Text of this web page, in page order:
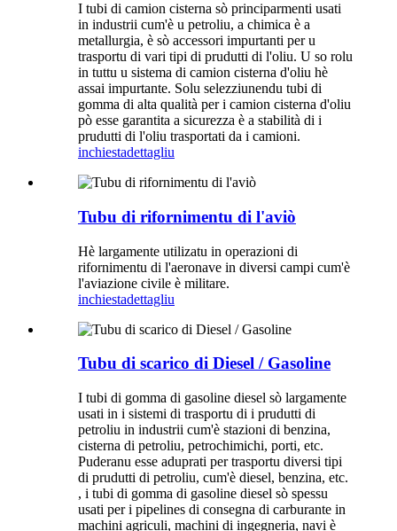
I tubi di camion cisterna sò principarmenti usati
in industrii cum'è u petroliu, a chimica è a
metallurgia, è sò accessori impurtanti per u
trasportu di vari tipi di prudutti di l'oliu. U so rolu
in tuttu u sistema di camion cisterna d'oliu hè
assai impurtante. Solu selezziunendu tubi di
gomma di alta qualità per i camion cisterna d'oliu
pò esse garantita a sicurezza è a stabilità di i
prudutti di l'oliu trasportati da i camioni.
inchiestadettagliu
Tubu di rifornimentu di l'aviò
Hè largamente utilizatu in operazioni di
rifornimentu di l'aeronave in diversi campi cum'è
l'aviazione civile è militare.
inchiestadettagliu
Tubu di scarico di Diesel / Gasoline
I tubi di gomma di gasoline diesel sò largamente
usati in i sistemi di trasportu di i prudutti di
petroliu in industrii cum'è stazioni di benzina,
cisterna di petroliu, petrochimichi, porti, etc.
Puderanu esse aduprati per trasportu diversi tipi
di prudutti di petroliu, cum'è diesel, benzina, etc.
, i tubi di gomma di gasoline diesel sò spessu
usati per i pipelines di consegna di carburante in
machini agriculi, machini di ingegneria, navi è